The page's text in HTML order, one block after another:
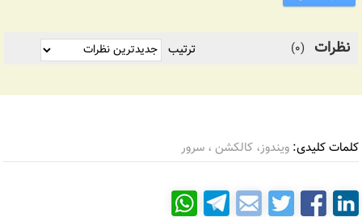
نظرات (0) ترتیب
کلمات کلیدی:ویندوز، کالکشن ، سرور